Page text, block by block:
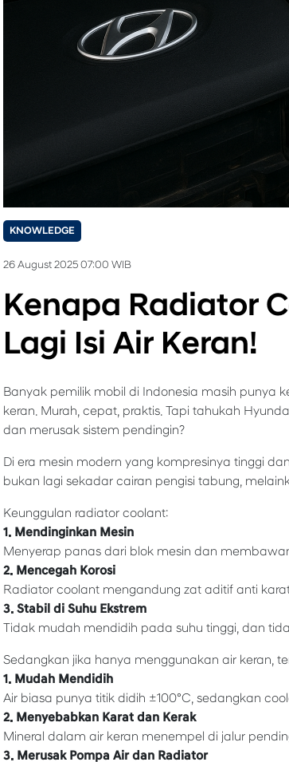
KNOWLEDGE
26 August 2025 07:00 WIB
Kenapa Radiator
Lagi Isi Air Keran!
Banyak pemilik mobil di Indonesia masih punya
keran. Murah, cepat, praktis. Tapi tahukah
dan merusak sistem pendingin?
Di era mesin modern yang kompresinya tinggi
bukan lagi sekadar cairan pengisi tabung,
Keunggulan radiator coolant:
1. Mendinginkan Mesin
Menyerap panas dari blok mesin dan
2. Mencegah Korosi
Radiator coolant mengandung zat aditif anti
3. Stabil di Suhu Ekstrem
Tidak mudah mendidih pada suhu tinggi, dan
Sedangkan jika hanya menggunakan air keran,
1. Mudah Mendidih
Air biasa punya titik didih ±100°C, sedangkan
2. Menyebabkan Karat dan Kerak
Mineral dalam air keran menempel di jalur
3. Merusak Pompa Air dan Radiator